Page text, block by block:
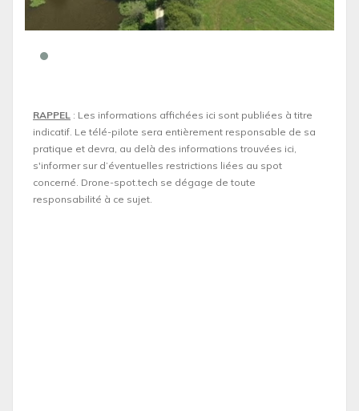
RAPPEL : Les informations affichées ici sont publiées à titre
indicatif. Le télé-pilote sera entièrement responsable de sa
pratique et devra, au delà des informations trouvées ici,
s'informer sur d’éventuelles restrictions liées au spot
concerné. Drone-spot.tech se dégage de toute
responsabilité à ce sujet.